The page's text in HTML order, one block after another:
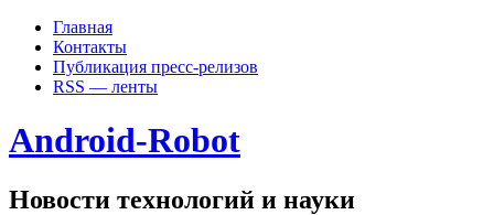
Главная
Контакты
Публикация пресс-релизов
RSS — ленты
Android-Robot
Новости технологий и науки